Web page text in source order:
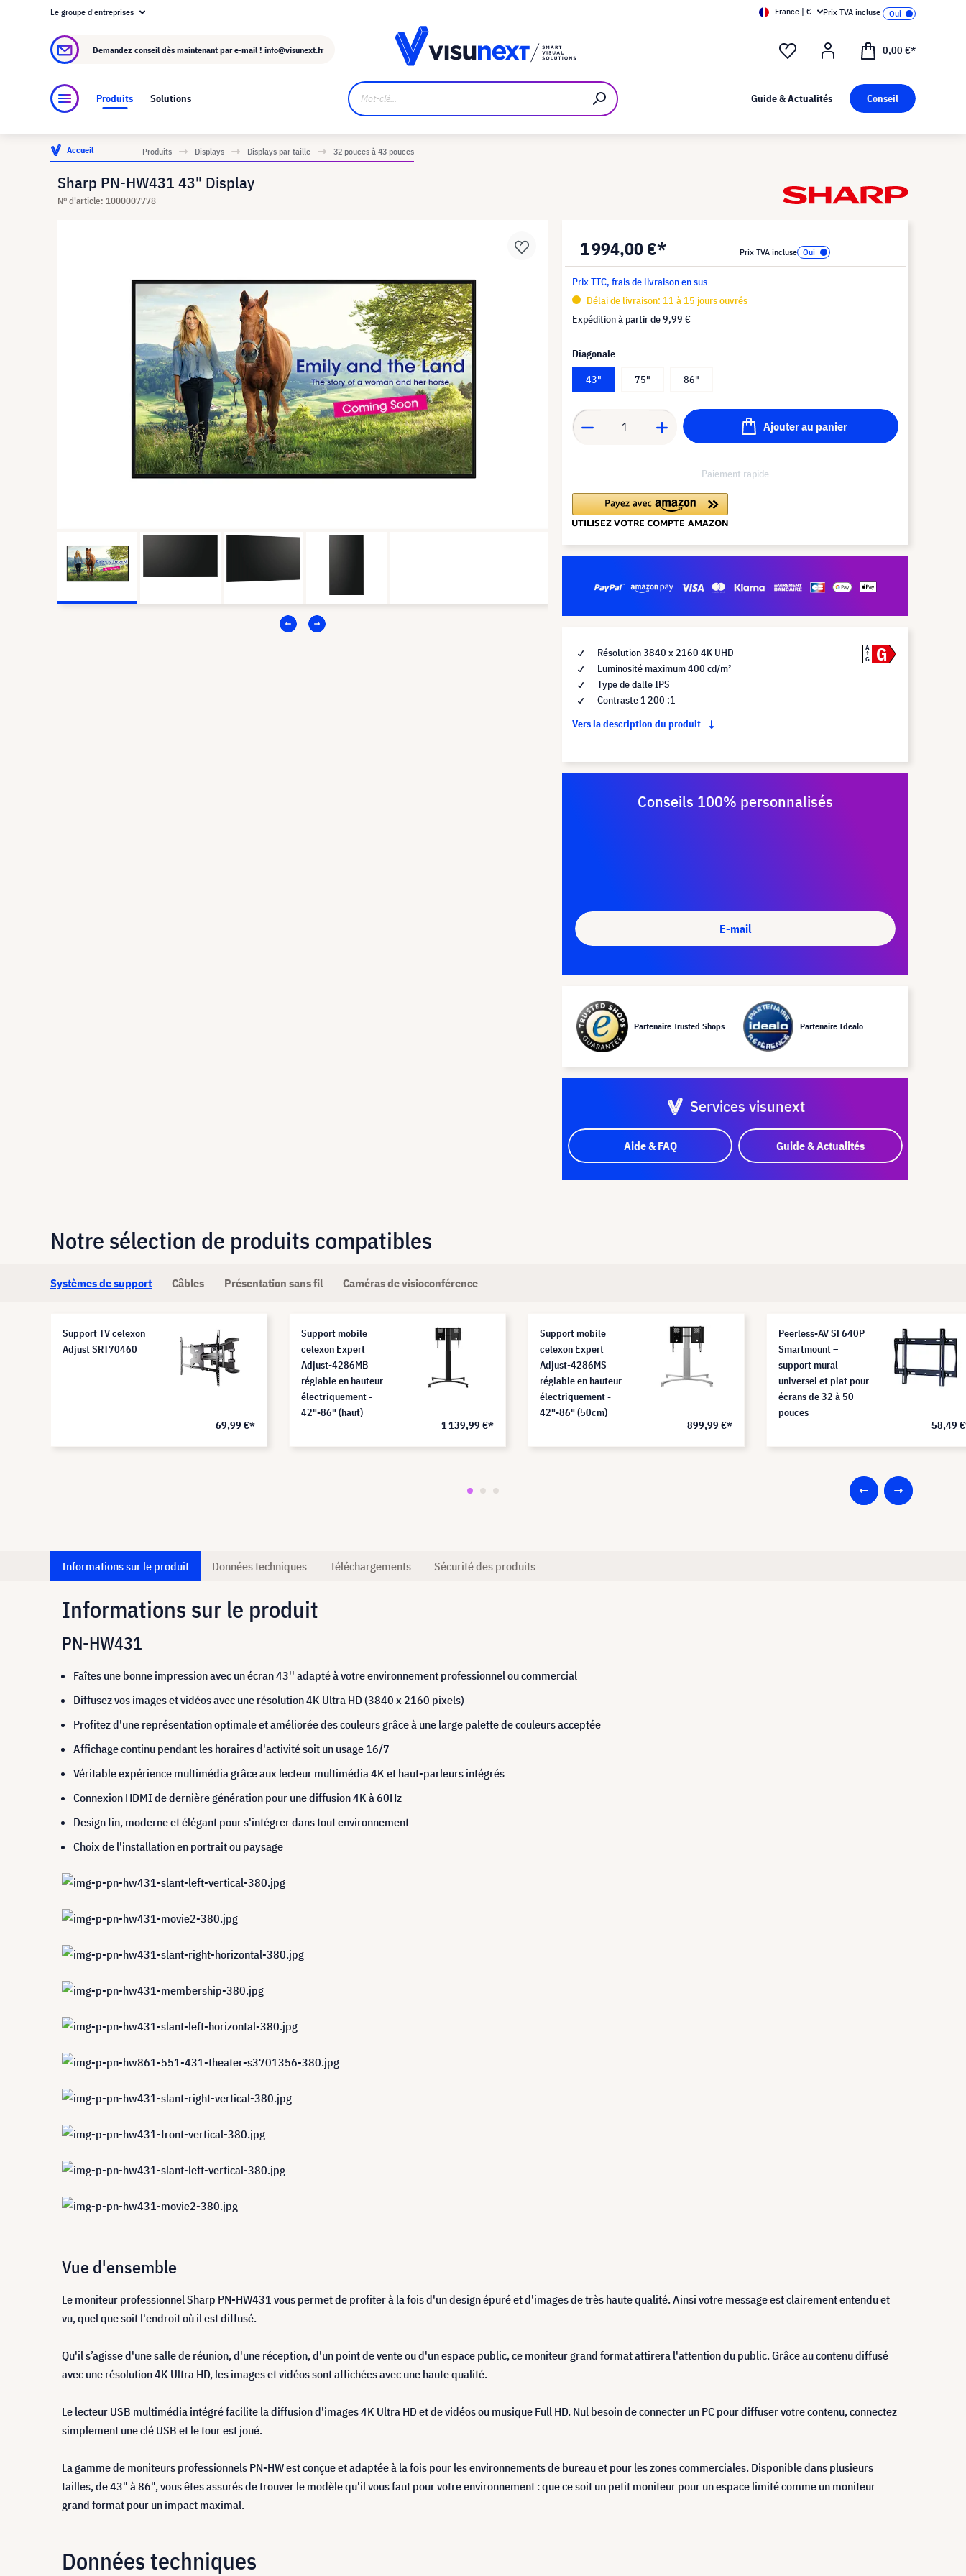
À propos de visunext.fr
Le groupe d'entreprises France | € Prix TVA incluse
Demandez conseil dès maintenant par e-mail ! info@visunext.fr 0,00 €*
Produits Solutions Guide & Actualités Conseil
Accueil Produits Displays Displays par taille 32 pouces à 43 pouces
Sharp PN-HW431 43" Display
N° d'article: 1000007778
1 994,00 €* Prix TVA incluse
Prix TTC, frais de livraison en sus
Délai de livraison: 11 à 15 jours ouvrés
Expédition à partir de9,99 €
Diagonale
43"
75" 86"
Ajouter au panier
Paiement rapide
Résolution 3840 x 2160 4K UHD
Luminosité maximum 400 cd/m²
Type de dalle IPS
Contraste 1 200 :1
Vers la description du produit
A
G
G
Conseils 100% personnalisés
E-mail
Partenaire Trusted Shops Partenaire Idealo
Services visunext
Aide & FAQ Guide & Actualités
Notre sélection de produits compatibles
Systèmes de support Câbles Présentation sans fil Caméras de visioconférence
Support TV celexon
Adjust SRT70460
69,99 €*
Support mobile
celexon Expert
Adjust-4286MB
réglable en hauteur
électriquement -
42"-86" (haut)
1 139,99 €*
Support mobile
celexon Expert
Adjust-4286MS
réglable en hauteur
électriquement -
42"-86" (50cm)
899,99 €*
Peerless-AV SF640P
Smartmount –
support mural
universel et plat pour
écrans de 32 à 50
pouces
58,49
Informations sur le produit Données techniques Téléchargements Sécurité des produits
Informations sur le produit
PN-HW431
Faîtes une bonne impression avec un écran 43'' adapté à votre environnement professionnel ou commercial
Diffusez vos images et vidéos avec une résolution 4K Ultra HD (3840 x 2160 pixels)
Profitez d'une représentation optimale et améliorée des couleurs grâce à une large palette de couleurs acceptée
Affichage continu pendant les horaires d'activité soit un usage 16/7
Véritable expérience multimédia grâce aux lecteur multimédia 4K et haut-parleurs intégrés
Connexion HDMI de dernière génération pour une diffusion 4K à 60Hz
Design fin, moderne et élégant pour s'intégrer dans tout environnement
Choix de l'installation en portrait ou paysage
Vue d'ensemble
Le moniteur professionnel Sharp PN-HW431 vous permet de profiter à la fois d'un design épuré et d'images de très haute qualité. Ainsi votre message est clairement entendu et
vu, quel que soit l'endroit où il est diffusé.
Qu'il s’agisse d'une salle de réunion, d'une réception, d'un point de vente ou d'un espace public, ce moniteur grand format attirera l'attention du public. Grâce au contenu diffusé
avec une résolution 4K Ultra HD, les images et vidéos sont affichées avec une haute qualité.
Le lecteur USB multimédia intégré facilite la diffusion d'images 4K Ultra HD et de vidéos ou musique Full HD. Nul besoin de connecter un PC pour diffuser votre contenu, connectez
simplement une clé USB et le tour est joué.
La gamme de moniteurs professionnels PN-HW est conçue et adaptée à la fois pour les environnements de bureau et pour les zones commerciales. Disponible dans plusieurs
tailles, de 43" à 86", vous êtes assurés de trouver le modèle qu'il vous faut pour votre environnement : que ce soit un petit moniteur pour un espace limité comme un moniteur
grand format pour un impact maximal.
Données techniques